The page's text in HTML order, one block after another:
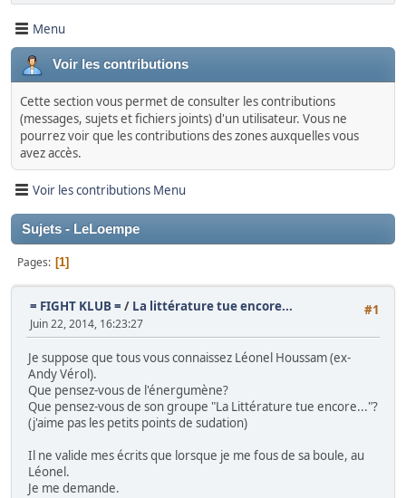
Menu
Voir les contributions
Cette section vous permet de consulter les contributions
(messages, sujets et fichiers joints) d'un utilisateur. Vous ne
pourrez voir que les contributions des zones auxquelles vous
avez accès.
Voir les contributions Menu
Sujets - LeLoempe
Pages 1
#1
= FIGHT KLUB = / La littérature tue encore...
Juin 22, 2014, 16:23:27
Je suppose que tous vous connaissez Léonel Houssam (ex-
Andy Vérol).
Que pensez-vous de l'énergumène?
Que pensez-vous de son groupe "La Littérature tue encore..."?
(j'aime pas les petits points de sudation)
Il ne valide mes écrits que lorsque je me fous de sa boule, au
Léonel.
Je me demande.